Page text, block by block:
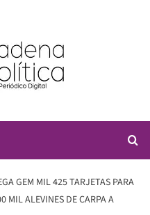
GEM MIL 425 TARJETAS PARA
MIL ALEVINES DE CARPA A